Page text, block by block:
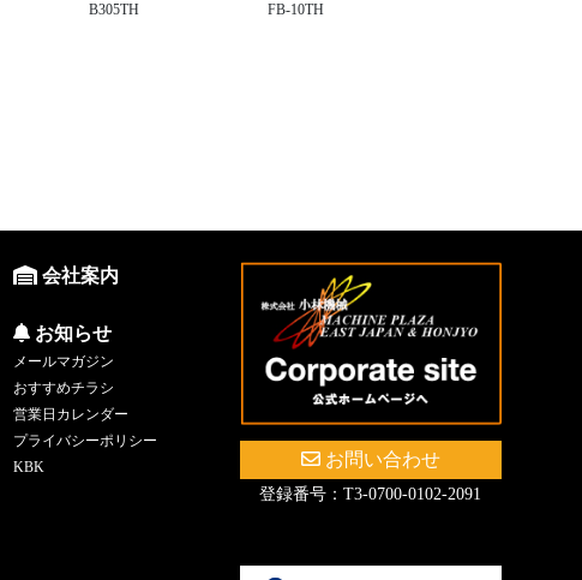
B305TH
FB-10TH
会社案内
お知らせ
メールマガジン
おすすめチラシ
営業日カレンダー
プライバシーポリシー
KBK
お問い合わせ
登録番号：T3-0700-0102-2091